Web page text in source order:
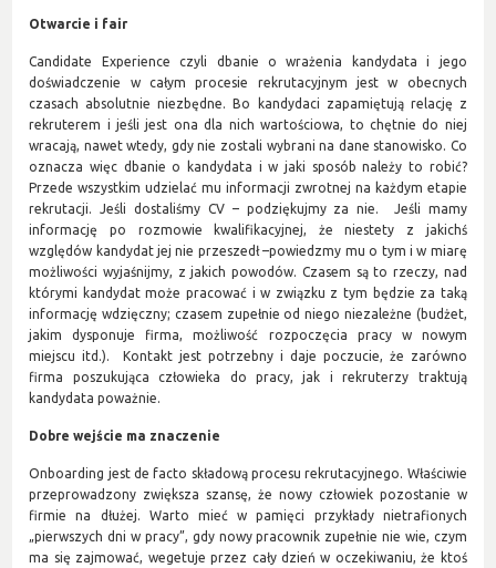
Otwarcie i fair
Candidate Experience czyli dbanie o wrażenia kandydata i jego
doświadczenie w całym procesie rekrutacyjnym jest w obecnych
czasach absolutnie niezbędne. Bo kandydaci zapamiętują relację z
rekruterem i jeśli jest ona dla nich wartościowa, to chętnie do niej
wracają, nawet wtedy, gdy nie zostali wybrani na dane stanowisko. Co
oznacza więc dbanie o kandydata i w jaki sposób należy to robić?
Przede wszystkim udzielać mu informacji zwrotnej na każdym etapie
rekrutacji. Jeśli dostaliśmy CV – podziękujmy za nie. Jeśli mamy
informację po rozmowie kwalifikacyjnej, że niestety z jakichś
względów kandydat jej nie przeszedł –powiedzmy mu o tym i w miarę
możliwości wyjaśnijmy, z jakich powodów. Czasem są to rzeczy, nad
którymi kandydat może pracować i w związku z tym będzie za taką
informację wdzięczny; czasem zupełnie od niego niezależne (budżet,
jakim dysponuje firma, możliwość rozpoczęcia pracy w nowym
miejscu itd.). Kontakt jest potrzebny i daje poczucie, że zarówno
firma poszukująca człowieka do pracy, jak i rekruterzy traktują
kandydata poważnie.
Dobre wejście ma znaczenie
Onboarding jest de facto składową procesu rekrutacyjnego. Właściwie
przeprowadzony zwiększa szansę, że nowy człowiek pozostanie w
firmie na dłużej. Warto mieć w pamięci przykłady nietrafionych
„pierwszych dni w pracy”, gdy nowy pracownik zupełnie nie wie, czym
ma się zajmować, wegetuje przez cały dzień w oczekiwaniu, że ktoś